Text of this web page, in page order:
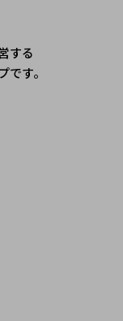
する
す。